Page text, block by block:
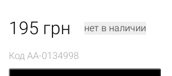
195 грн нет в наличии
Код AA-0134998